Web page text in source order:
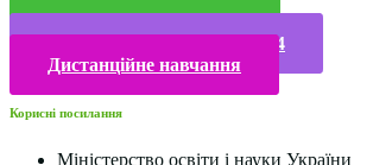
Конкурси та олімпіади 2024
Дистанційне навчання
Корисні посилання
Міністерство освіти і науки України